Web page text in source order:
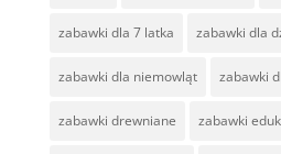
zabawki dla 7 latka zabawki dla
zabawki dla niemowląt zabawki
zabawki drewniane zabawki